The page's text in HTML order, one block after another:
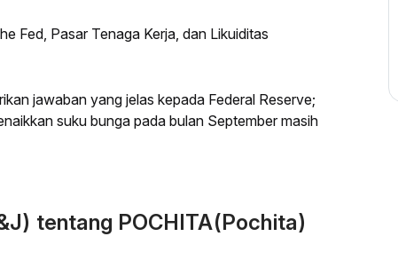
Fed, Pasar Tenaga Kerja, dan Likuiditas
jawaban yang jelas kepada Federal Reserve;
suku bunga pada bulan September masih
tentang POCHITA(Pochita)